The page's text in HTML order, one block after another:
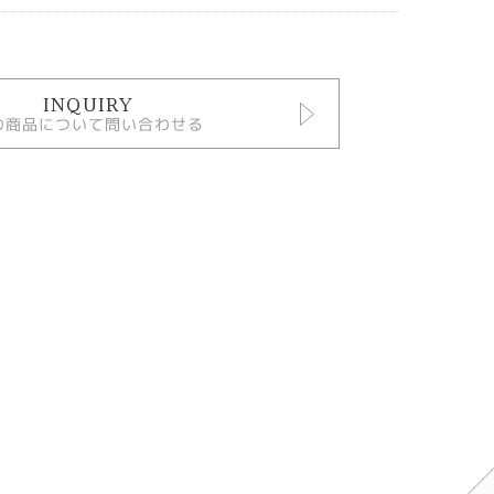
INQUIRY
商品について問い合わせる